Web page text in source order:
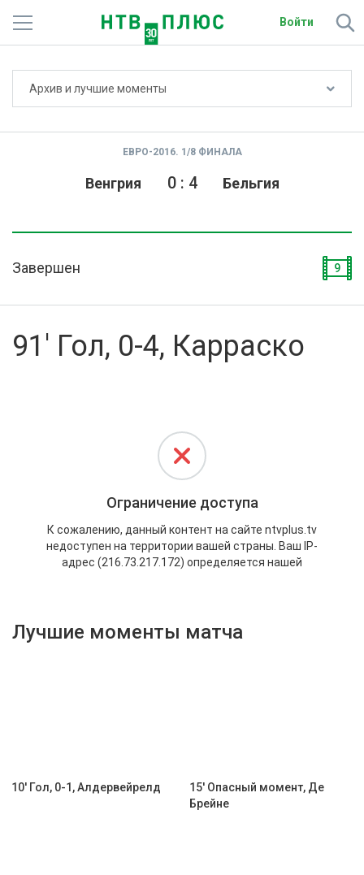
Войти
О сайте
Архив и лучшие моменты
ЕВРО-2016. 1/8 ФИНАЛА
Венгрия Бельгия
0: 4
Завершен 9
91' Гол, 0-4, Карраско
Лучшие моменты матча
10' Гол, 0-1, Алдервейрелд
15' Опасный момент, Де
Брейне